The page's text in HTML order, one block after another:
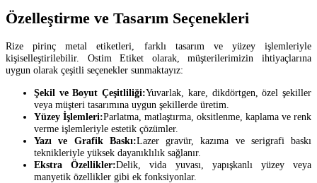
Özelleştirme ve Tasarım Seçenekleri
Rize pirinç metal etiketleri, farklı tasarım ve yüzey işlemleriyle
kişiselleştirilebilir. Ostim Etiket olarak, müşterilerimizin ihtiyaçlarına
uygun olarak çeşitli seçenekler sunmaktayız:
Şekil ve Boyut Çeşitliliği:Yuvarlak, kare, dikdörtgen, özel şekiller
veya müşteri tasarımına uygun şekillerde üretim.
Yüzey İşlemleri:Parlatma, matlaştırma, oksitlenme, kaplama ve renk
verme işlemleriyle estetik çözümler.
Yazı ve Grafik Baskı:Lazer gravür, kazıma ve serigrafi baskı
teknikleriyle yüksek dayanıklılık sağlanır.
Ekstra Özellikler:Delik, vida yuvası, yapışkanlı yüzey veya
manyetik özellikler gibi ek fonksiyonlar.